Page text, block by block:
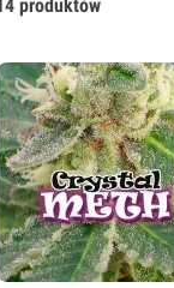
produktów